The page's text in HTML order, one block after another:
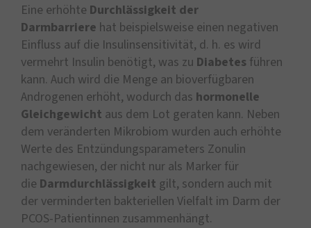
Eine erhöhte Durchlässigkeit der
Darmbarriere hat beispielsweise einen negativen
Einfluss auf die Insulinsensitivität, d. h. es wird
vermehrt Insulin benötigt, was zu Diabetes führen
kann. Auch wird die Menge an bioverfügbaren
Androgenen erhöht, wodurch das hormonelle
Gleichgewicht aus dem Lot geraten kann. Neben
dem veränderten Mikrobiom wurden auch erhöhte
Werte des Entzündungsparameters Zonulin
nachgewiesen, der nicht nur als Marker für
die Darmdurchlässigkeit gilt, sondern auch mit
der verminderten bakteriellen Vielfalt im Darm der
PCOS-Patientinnen zusammenhängt.